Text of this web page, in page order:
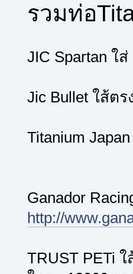
รวมท่อ
JIC Spartan ใ
Jic Bullet ใส้ต
Titanium
Ganador
http://
TRUST PETi